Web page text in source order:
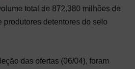
total de 872,380 milhões de
produtores detentores do selo
das ofertas (06/04), foram